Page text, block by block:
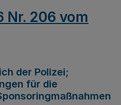
Nr. 206 vom
der Polizei;
für die